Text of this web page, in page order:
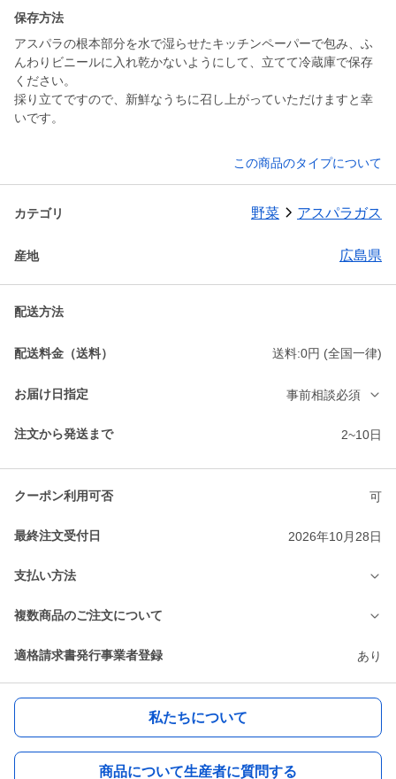
保存方法
アスパラの根本部分を水で湿らせたキッチンペーパーで包み、ふ
んわりビニールに入れ乾かないようにして、立てて冷蔵庫で保存
ください。
採り立てですので、新鮮なうちに召し上がっていただけますと幸
いです。
この商品のタイプについて
カテゴリ 野菜 アスパラガス
産地 広島県
配送方法
配送料金（送料） 送料:0円 (全国一律)
お届け日指定 事前相談必須
注文から発送まで 2~10日
クーポン利用可否 可
最終注文受付日 2026年10月28日
支払い方法
複数商品のご注文について
適格請求書発行事業者登録 あり
私たちについて
商品について生産者に質問する